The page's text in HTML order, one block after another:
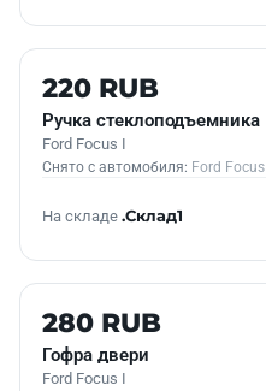
Б/У В НАЛИЧИИ
220 RUB
Ручка стеклоподъемника
Ford Focus I
Снято с автомобиля: Ford Focus
На складе .Склад1
Б/У В НАЛИЧИИ
280 RUB
Гофра двери
Ford Focus I